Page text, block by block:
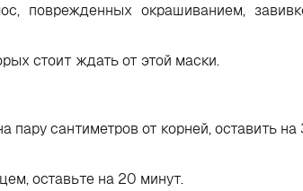
поврежденных окрашиванием,
стоит ждать от этой маски.
сантиметров от корней, оставить
оставьте на 20 минут.